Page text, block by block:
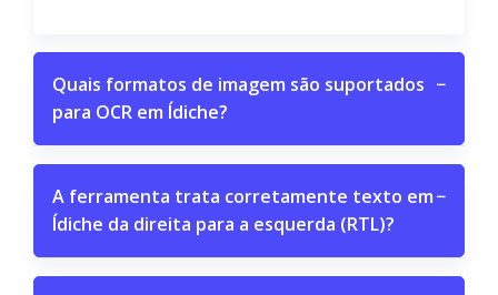
Quais formatos de imagem são suportados
para OCR em Ídiche?
−
A ferramenta trata corretamente texto em
Ídiche da direita para a esquerda (RTL)?
−